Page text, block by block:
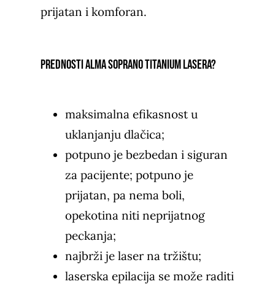
prijatan i komforan.
Prednosti Alma Soprano Titanium lasera?
maksimalna efikasnost u
uklanjanju dlačica;
potpuno je bezbedan i siguran
za pacijente; potpuno je
prijatan, pa nema boli,
opekotina niti neprijatnog
peckanja;
najbrži je laser na tržištu;
laserska epilacija se može raditi